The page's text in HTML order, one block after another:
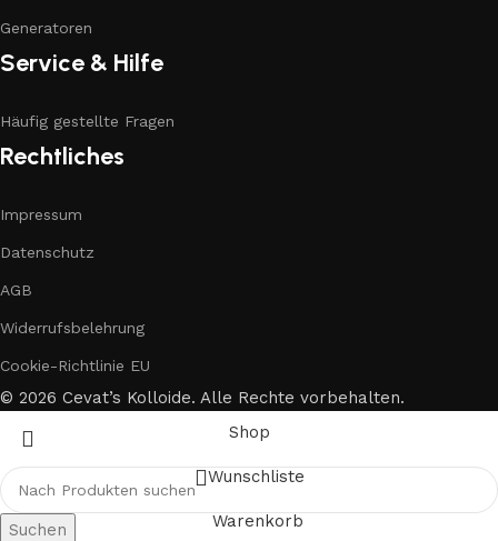
Generatoren
Service & Hilfe
Häufig gestellte Fragen
Rechtliches
Impressum
Datenschutz
AGB
Widerrufsbelehrung
Cookie-Richtlinie EU
© 2026 Cevat’s Kolloide. Alle Rechte vorbehalten.
Suchen
Shop
Wunschliste
Warenkorb